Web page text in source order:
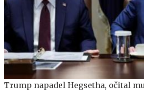
Trump napadel Hegsetha, očital